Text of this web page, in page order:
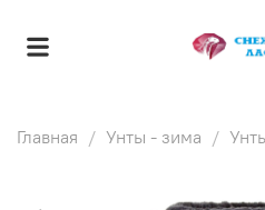
Главная Унты - зима